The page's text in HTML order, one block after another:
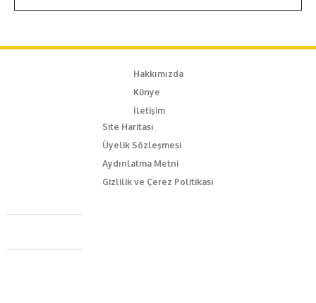
Hakkımızda
Künye
İletişim
Site Haritası
Üyelik Sözleşmesi
Aydınlatma Metni
Gizlilik ve Çerez Politikası
Caferağa Mah. Dr. Şakir Paşa Sok. No3/A Kadıköy İstanbul
+90 543 345 46 00